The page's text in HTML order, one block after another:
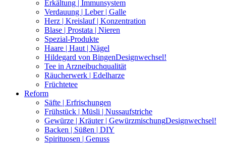
Erkältung | Immunsystem
Verdauung | Leber | Galle
Herz | Kreislauf | Konzentration
Blase | Prostata | Nieren
Spezial-Produkte
Haare | Haut | Nägel
Hildegard von BingenDesignwechsel!
Tee in Arzneibuchqualität
Räucherwerk | Edelharze
Früchtetee
Reform
Säfte | Erfrischungen
Frühstück | Müsli | Nussaufstriche
Gewürze | Kräuter | GewürzmischungDesignwechsel!
Backen | Süßen | DIY
Spirituosen | Genuss